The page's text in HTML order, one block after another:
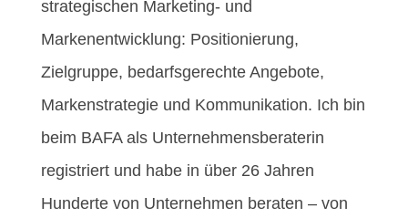
strategischen Marketing- und
Markenentwicklung: Positionierung,
Zielgruppe, bedarfsgerechte Angebote,
Markenstrategie und Kommunikation. Ich bin
beim BAFA als Unternehmensberaterin
registriert und habe in über 26 Jahren
Hunderte von Unternehmen beraten – von